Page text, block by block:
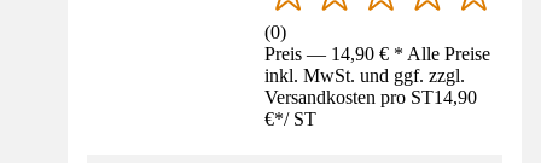
(0)
Preis — 14,90 € * Alle Preise
inkl. MwSt. und ggf. zzgl.
Versandkosten pro ST14,90
€*/ ST